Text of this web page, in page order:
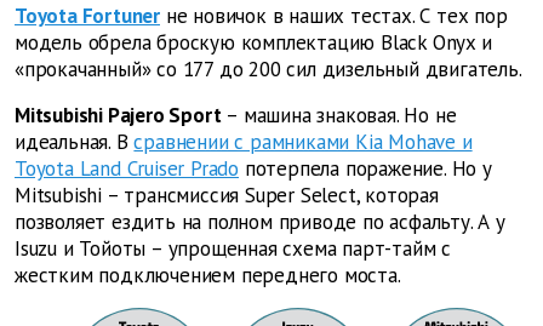
Toyota Fortuner не новичок в наших тестах. С тех пор
модель обрела броскую комплектацию Black Onyx и
«прокачанный» со 177 до 200 сил дизельный двигатель.
Mitsubishi Pajero Sport– машина знаковая. Но не
идеальная. В сравнении с рамниками Kia Mohave и
Toyota Land Cruiser Prado потерпела поражение. Но у
Mitsubishi – трансмиссия Super Select, которая
позволяет ездить на полном приводе по асфальту. А у
Isuzu и Тойоты – упрощенная схема парт-тайм с
жестким подключением переднего моста.